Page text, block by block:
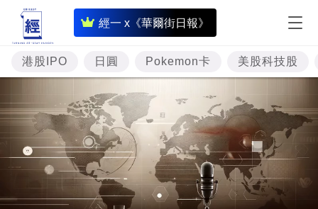
經一 x《華爾街日報》
即
時
財
經
專
題
投
資
樓
港股IPO 日圓 Pokemon卡 美股科技股